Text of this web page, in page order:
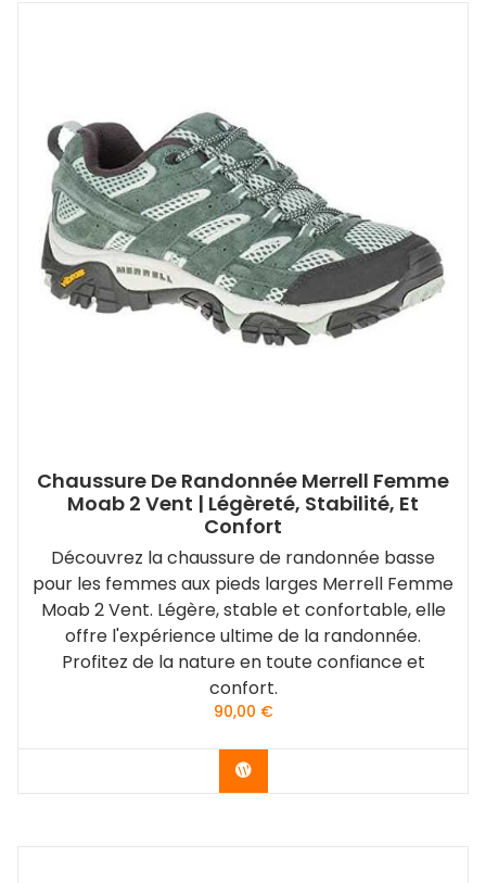
Chaussure De Randonnée Merrell Femme
Moab 2 Vent | Légèreté, Stabilité, Et
Confort
Découvrez la chaussure de randonnée basse
pour les femmes aux pieds larges Merrell Femme
Moab 2 Vent. Légère, stable et confortable, elle
offre l'expérience ultime de la randonnée.
Profitez de la nature en toute confiance et
confort.
90,00 €
Acheter le produit